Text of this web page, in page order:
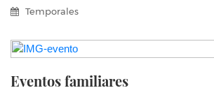
Temporales
Eventos familiares